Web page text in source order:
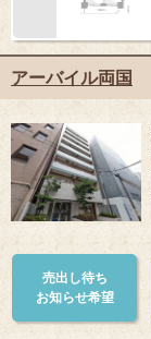
アーバイル両国
売出し待ち
お知らせ希望